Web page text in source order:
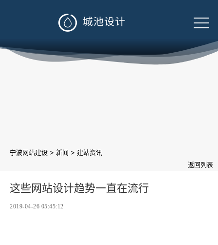

宁波网站建设 > 新闻 > 建站资讯
返回列表
这些网站设计趋势一直在流行
2019-04-26 05:45:12